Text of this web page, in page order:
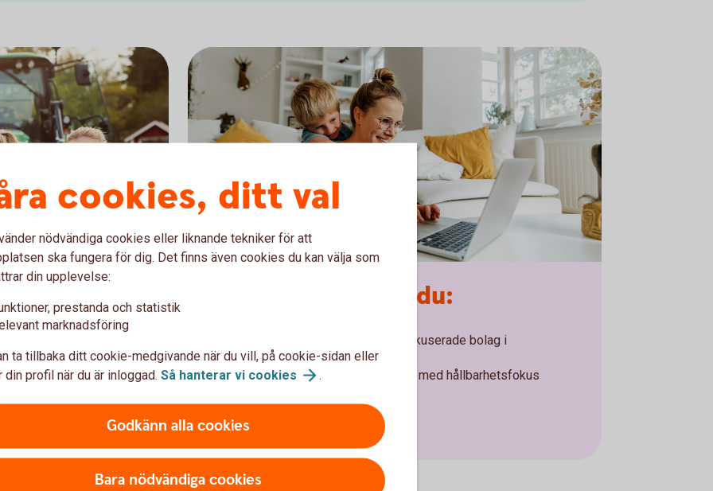
passar dig
än
vinnare
New Energy – om du:
Vill spara i innovativa och teknikfokuserade bolag i
energisektorn
Vill investera i ett långsiktigt tema med hållbarhetsfokus
Spara i New
cookies, ditt val
nödvändiga cookies eller liknande tekniker för att
ska fungera för dig. Det finns även cookies du kan välja som
din upplevelse:
prestanda och statistik
marknadsföring
ta tillbaka ditt cookie-medgivande när du vill, på cookie-sidan eller
din profil när du är inloggad. Så hanterar vi cookies .
Godkänn alla cookies
Bara nödvändiga cookies